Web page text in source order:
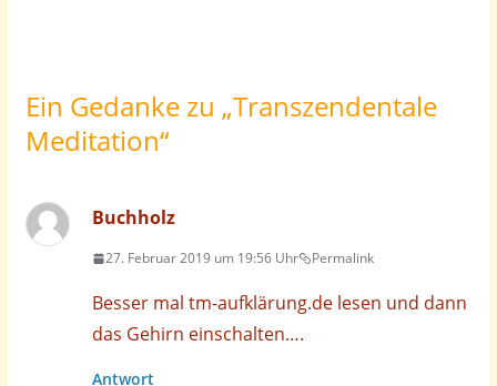
Ein Gedanke zu „Transzendentale
Meditation“
Buchholz
27. Februar 2019 um 19:56 Uhr Permalink
Besser mal tm-aufklärung.de lesen und dann
das Gehirn einschalten….
Antwort